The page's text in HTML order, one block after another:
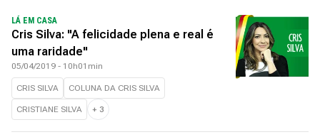
LÁ EM CASA
Cris Silva: "A felicidade plena e real é
uma raridade"
05/04/2019 - 10h01min
CRIS SILVA COLUNA DA CRIS SILVA
CRISTIANE SILVA + 3